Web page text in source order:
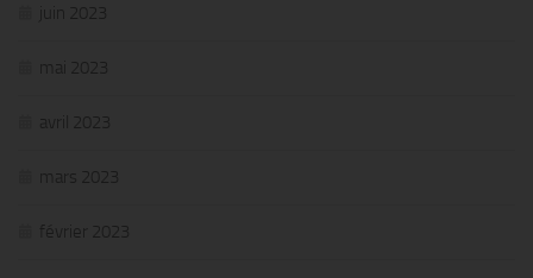
juin 2023
mai 2023
avril 2023
mars 2023
février 2023